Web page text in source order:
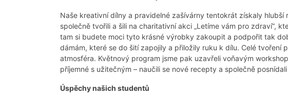
Naše kreativní dílny a pravidelné zašívárny tentokrát získaly hlubší
společně tvořili a šili na charitativní akci „Letíme vám pro zdraví“,
tam si budete moci tyto krásné výrobky zakoupit a podpořit tak
dámám, které se do šití zapojily a přiložily ruku k dílu. Celé tvoření
atmosféra. Květnový program jsme pak uzavřeli voňavým
příjemné s užitečným – naučili se nové recepty a společně
Úspěchy našich studentů